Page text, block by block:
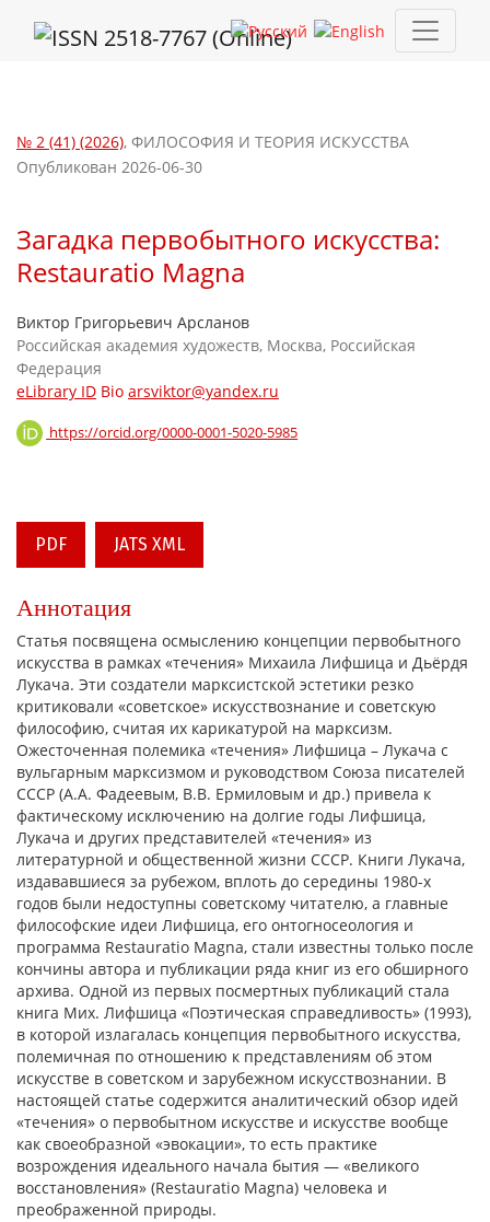
Загадка первобытного искусства: Restauratio Magna
№ 2 (41) (2026), ФИЛОСОФИЯ И ТЕОРИЯ ИСКУССТВА
Загадка первобытного искусства:
Restauratio Magna
Опубликован 2026-06-30
Виктор Григорьевич Арсланов
Российская академия художеств, Москва, Российская
Федерация
eLibrary ID Bio arsviktor@yandex.ru
https://orcid.org/0000-0001-5020-5985
PDF JATS XML
Аннотация
Статья посвящена осмыслению концепции первобытного
искусства в рамках «течения» Михаила Лифшица и Дьёрдя
Лукача. Эти создатели марксистской эстетики резко
критиковали «советское» искусствознание и советскую
философию, считая их карикатурой на марксизм.
Ожесточенная полемика «течения» Лифшица – Лукача с
вульгарным марксизмом и руководством Союза писателей
СССР (А.А. Фадеевым, В.В. Ермиловым и др.) привела к
фактическому исключению на долгие годы Лифшица,
Лукача и других представителей «течения» из
литературной и общественной жизни СССР. Книги Лукача,
издававшиеся за рубежом, вплоть до середины 1980-х
годов были недоступны советскому читателю, а главные
философские идеи Лифшица, его онтогносеология и
программа Restauratio Magna, стали известны только после
кончины автора и публикации ряда книг из его обширного
архива. Одной из первых посмертных публикаций стала
книга Мих. Лифшица «Поэтическая справедливость» (1993),
в которой излагалась концепция первобытного искусства,
полемичная по отношению к представлениям об этом
искусстве в советском и зарубежном искусствознании. В
настоящей статье содержится аналитический обзор идей
«течения» о первобытном искусстве и искусстве вообще
как своеобразной «эвокации», то есть практике
возрождения идеального начала бытия — «великого
восстановления» (Restauratio Magna) человека и
преображенной природы.